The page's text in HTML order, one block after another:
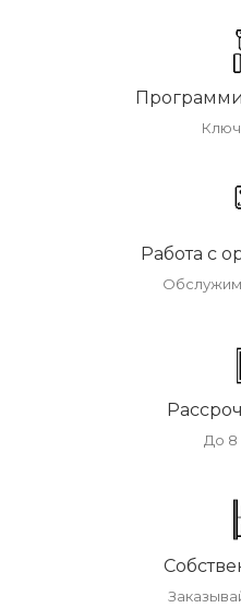
Работа с
До 8